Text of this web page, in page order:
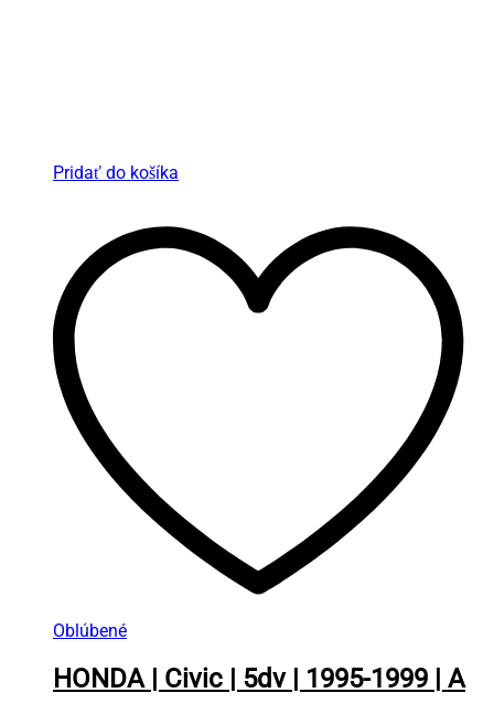
Pridať do košíka
Oblúbené
HONDA | Civic | 5dv | 1995-1999 | A